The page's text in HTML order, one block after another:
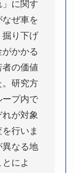
に関す
ぜ車を
掘り下げ
かかる
の価値
。研究方
ープ内で
が対象
行いま
異なる地
によ